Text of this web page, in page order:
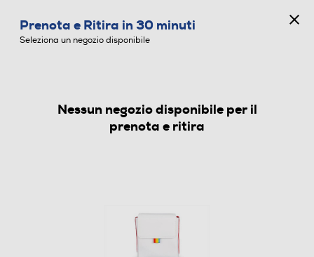
BORSE E CUSTODIE FOTO
Prenota e Ritira in 30 minuti
Seleziona un negozio disponibile
Nessun negozio disponibile per il
prenota e ritira